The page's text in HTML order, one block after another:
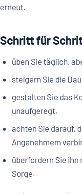
erneut.
Schritt für
üben Sie täglich,
steigern Sie die
gestalten Sie das
unaufgeregt,
achten Sie darauf,
Angenehmem
überfordern Sie
Sorge.